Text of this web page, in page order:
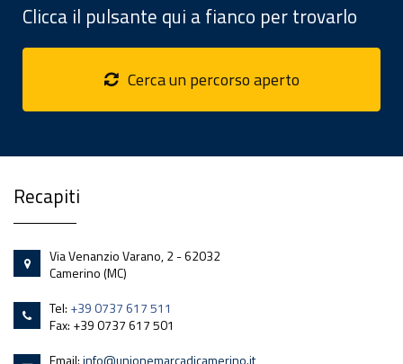
Clicca il pulsante qui a fianco per trovarlo
Cerca un percorso aperto
Recapiti
Via Venanzio Varano, 2 - 62032
Camerino (MC)
Tel: +39 0737 617 511
Fax: +39 0737 617 501
Email:info@unionemarcadicamerino.it